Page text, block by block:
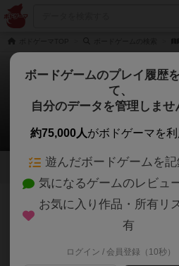
バーストキン
うらまこさんの
1 2
150名 1名 0 約1年前
爆発させるのが大好きな狼が王
ボードゲームのプレイ履歴
て、
自分のデータを管理しませ
約75,000人がボドゲーマを利
遊んだボードゲームを記
気になるゲームのレビュ
お気に入り作品・所有リ
有
ログイン / 会員登録（10秒）